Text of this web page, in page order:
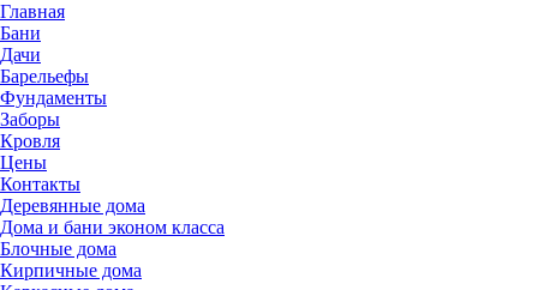
Главная
Бани
Дачи
Барельефы
Фундаменты
Заборы
Кровля
Цены
Контакты
Деревянные дома
Дома и бани эконом класса
Блочные дома
Кирпичные дома